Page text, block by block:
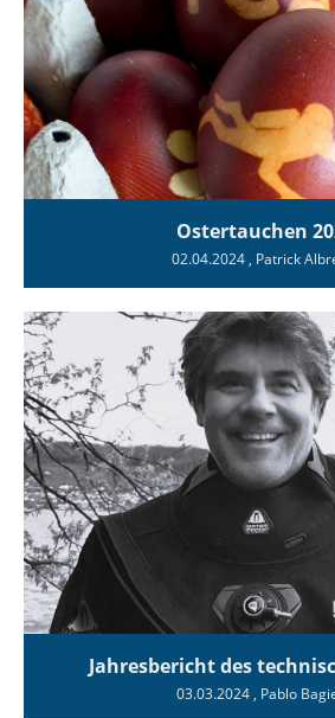
Ostertauchen
02.04.2024, Patrick
Jahresbericht des
03.03.2024 , Pablo